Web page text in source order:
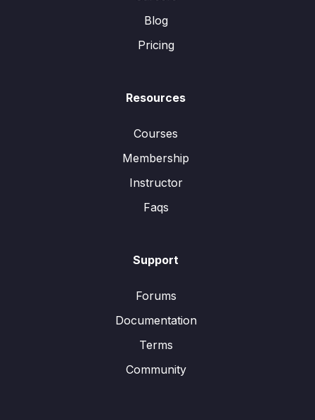
Blog
Pricing
Resources
Courses
Membership
Instructor
Faqs
Support
Forums
Documentation
Terms
Community